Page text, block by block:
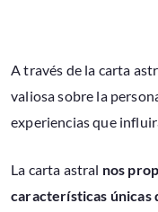
A través de la carta
valiosa sobre la
experiencias que
La carta astral nos
características únicas